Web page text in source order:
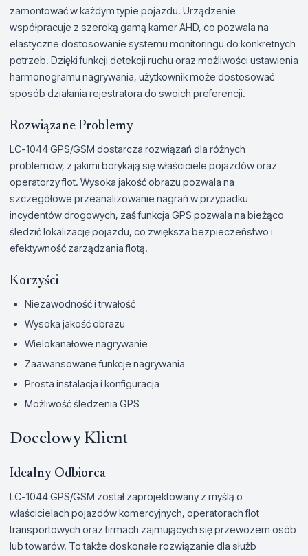
zamontować w każdym typie pojazdu. Urządzenie
współpracuje z szeroką gamą kamer AHD, co pozwala na
elastyczne dostosowanie systemu monitoringu do konkretnych
potrzeb. Dzięki funkcji detekcji ruchu oraz możliwości ustawienia
harmonogramu nagrywania, użytkownik może dostosować
sposób działania rejestratora do swoich preferencji.
Rozwiązane Problemy
LC-1044 GPS/GSM dostarcza rozwiązań dla różnych
problemów, z jakimi borykają się właściciele pojazdów oraz
operatorzy flot. Wysoka jakość obrazu pozwala na
szczegółowe przeanalizowanie nagrań w przypadku
incydentów drogowych, zaś funkcja GPS pozwala na bieżąco
śledzić lokalizację pojazdu, co zwiększa bezpieczeństwo i
efektywność zarządzania flotą.
Korzyści
Niezawodność i trwałość
Wysoka jakość obrazu
Wielokanałowe nagrywanie
Zaawansowane funkcje nagrywania
Prosta instalacja i konfiguracja
Możliwość śledzenia GPS
Docelowy Klient
Idealny Odbiorca
LC-1044 GPS/GSM został zaprojektowany z myślą o
właścicielach pojazdów komercyjnych, operatorach flot
transportowych oraz firmach zajmujących się przewozem osób
lub towarów. To także doskonałe rozwiązanie dla służb